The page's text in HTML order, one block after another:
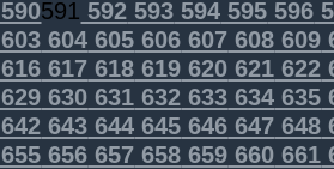
590591 592 593 594 595 596
603 604 605 606 607 608 609
616 617 618 619 620 621 622
629 630 631 632 633 634 635
642 643 644 645 646 647 648
655 656 657 658 659 660 661